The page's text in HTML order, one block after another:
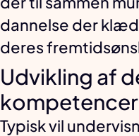
dannelse der
deres
Udvikling af
kompetencer
Typisk vil